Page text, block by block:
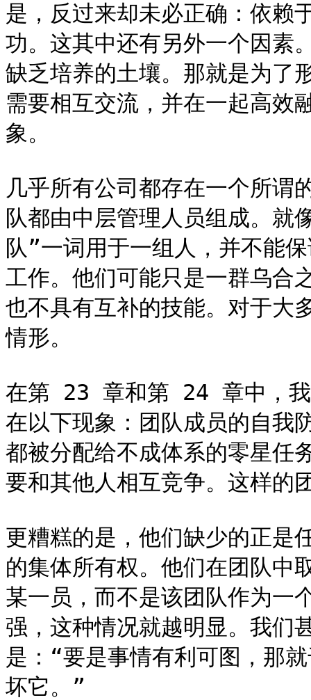
是，反过来却未必正确：依赖
功。这其中还有另外一个因素
缺乏培养的土壤。那就是为了
需要相互交流，并在一起高效
象。
几乎所有公司都存在一个所谓
队都由中层管理人员组成。就
队”一词用于一组人，并不能
工作。他们可能只是一群乌合
也不具有互补的技能。对于大
情形。
在第 23 章和第 24 章中，我
在以下现象：团队成员的自我
都被分配给不成体系的零星任
要和其他人相互竞争。这样的
更糟糕的是，他们缺少的正是
的集体所有权。他们在团队中
某一员，而不是该团队作为一
强，这种情况就越明显。我们
是：“要是事情有利可图，那
坏它。”